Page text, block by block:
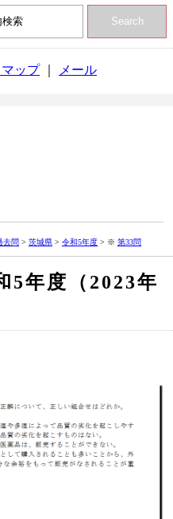
Search
ップ｜ メール
去問 > 茨城県 > 令和5年度 > ※ 第33問
5年度（2023年